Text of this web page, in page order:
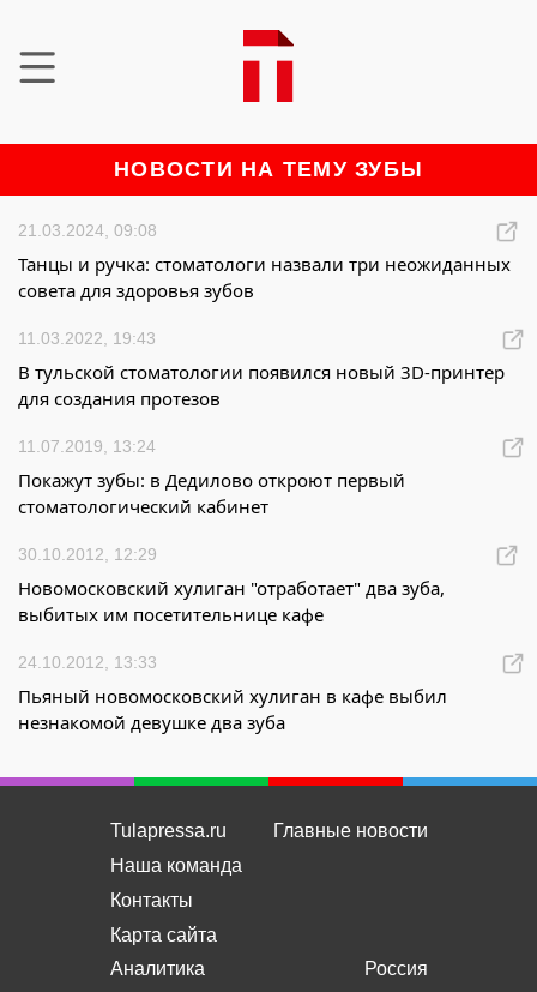
НОВОСТИ НА ТЕМУ ЗУБЫ
21.03.2024, 09:08
Танцы и ручка: стоматологи назвали три неожиданных
совета для здоровья зубов
11.03.2022, 19:43
В тульской стоматологии появился новый 3D-принтер
для создания протезов
11.07.2019, 13:24
Покажут зубы: в Дедилово откроют первый
стоматологический кабинет
30.10.2012, 12:29
Новомосковский хулиган "отработает" два зуба,
выбитых им посетительнице кафе
24.10.2012, 13:33
Пьяный новомосковский хулиган в кафе выбил
незнакомой девушке два зуба
Tulapressa.ru
Наша команда
Контакты
Карта сайта
Главные новости
Аналитика
Россия